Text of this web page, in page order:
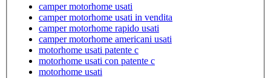
camper motorhome usati
camper motorhome usati in vendita
camper motorhome rapido usati
camper motorhome americani usati
motorhome usati patente c
motorhome usati con patente c
motorhome usati